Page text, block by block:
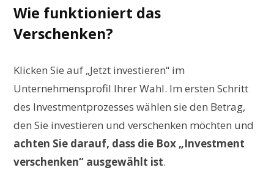
Wie funktioniert das
Verschenken?
Klicken Sie auf „Jetzt investieren“ im
Unternehmensprofil Ihrer Wahl. Im ersten Schritt
des Investmentprozesses wählen sie den Betrag,
den Sie investieren und verschenken möchten und
achten Sie darauf, dass die Box „Investment
verschenken“ ausgewählt ist.